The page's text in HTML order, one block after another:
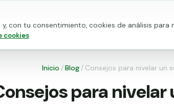
con tu consentimiento, cookies de análisis para
cookies
para vallado
Inicio /Blog / Consejos para nivelar un
para nivelar